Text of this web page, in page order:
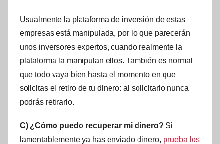
Usualmente la plataforma de inversión de estas
empresas está manipulada, por lo que parecerán
unos inversores expertos, cuando realmente la
plataforma la manipulan ellos. También es normal
que todo vaya bien hasta el momento en que
solicitas el retiro de tu dinero: al solicitarlo nunca
podrás retirarlo.
C) ¿Cómo puedo recuperar mi dinero? Si
lamentablemente ya has enviado dinero, prueba los